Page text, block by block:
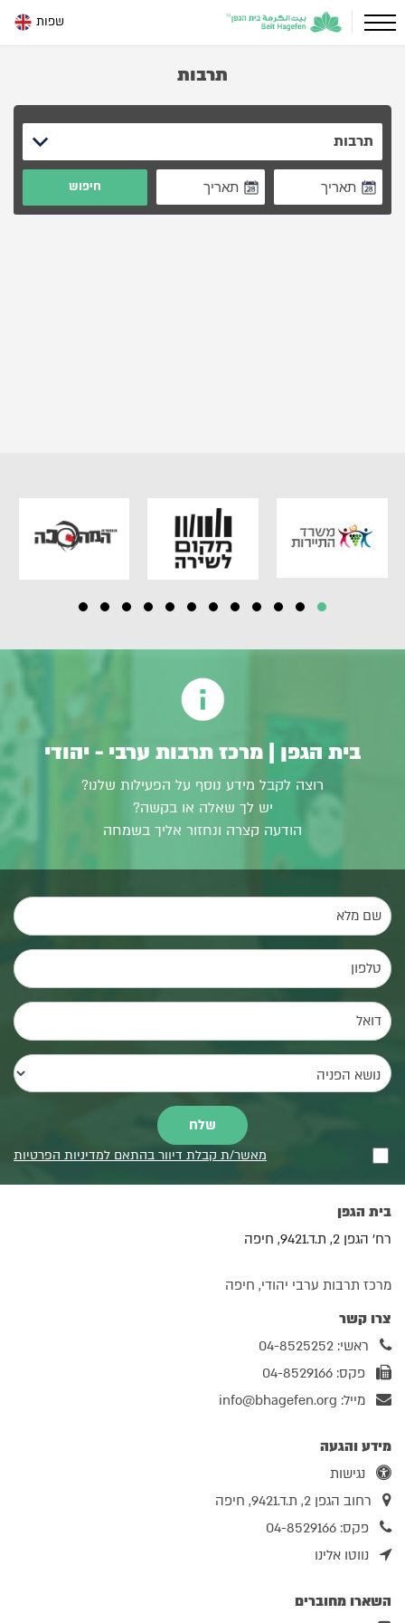
שפות
תרבות
תרבות
חיפוש
בית הגפן | מרכז תרבות ערבי - יהודי
רוצה לקבל מידע נוסף על הפעילות שלנו?
יש לך שאלה או בקשה?
הודעה קצרה ונחזור אליך בשמחה
מאשר/ת קבלת דיוור בהתאם למדיניות הפרטיות
בית הגפן
רח' הגפן 2, ת.ד.9421, חיפה
מרכז תרבות ערבי יהודי, חיפה
צרו קשר
ראשי: 04-8525252
פקס: 04-8529166
מייל: info@bhagefen.org
מידע והגעה
נגישות
רחוב הגפן 2, ת.ד.9421, חיפה
פקס: 04-8529166
נווטו אלינו
השארו מחוברים